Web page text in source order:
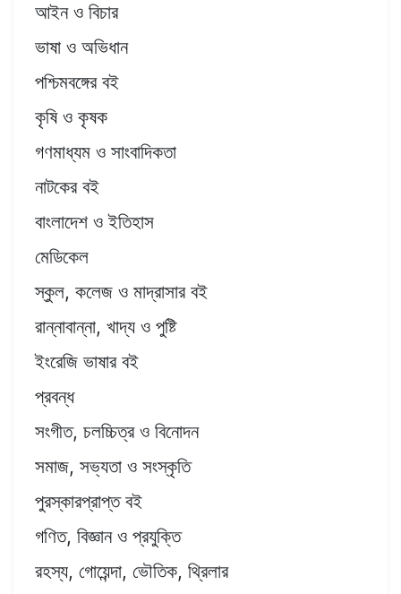
আইন ও বিচার
ভাষা ও অভিধান
পশ্চিমবঙ্গের বই
কৃষি ও কৃষক
গণমাধ্যম ও সাংবাদিকতা
নাটকের বই
বাংলাদেশ ও ইতিহাস
মেডিকেল
স্কুল, কলেজ ও মাদ্রাসার বই
রান্নাবান্না, খাদ্য ও পুষ্টি
ইংরেজি ভাষার বই
প্রবন্ধ
সংগীত, চলচ্চিত্র ও বিনোদন
সমাজ, সভ্যতা ও সংস্কৃতি
পুরস্কারপ্রাপ্ত বই
গণিত, বিজ্ঞান ও প্রযুক্তি
রহস্য, গোয়েন্দা, ভৌতিক, থ্রিলার